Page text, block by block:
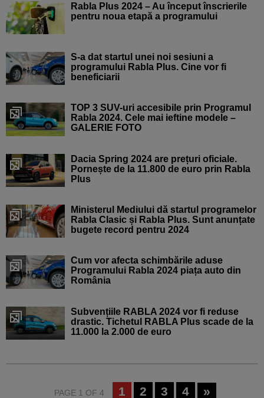
Rabla Plus 2024 – Au început înscrierile
pentru noua etapă a programului
S-a dat startul unei noi sesiuni a
programului Rabla Plus. Cine vor fi
beneficiarii
TOP 3 SUV-uri accesibile prin Programul
Rabla 2024. Cele mai ieftine modele –
GALERIE FOTO
Dacia Spring 2024 are prețuri oficiale.
Pornește de la 11.800 de euro prin Rabla
Plus
Ministerul Mediului dă startul programelor
Rabla Clasic și Rabla Plus. Sunt anunțate
bugete record pentru 2024
Cum vor afecta schimbările aduse
Programului Rabla 2024 piața auto din
România
Subvențiile RABLA 2024 vor fi reduse
drastic. Tichetul RABLA Plus scade de la
11.000 la 2.000 de euro
PAGE 1 OF 4 1 2 3 4 »